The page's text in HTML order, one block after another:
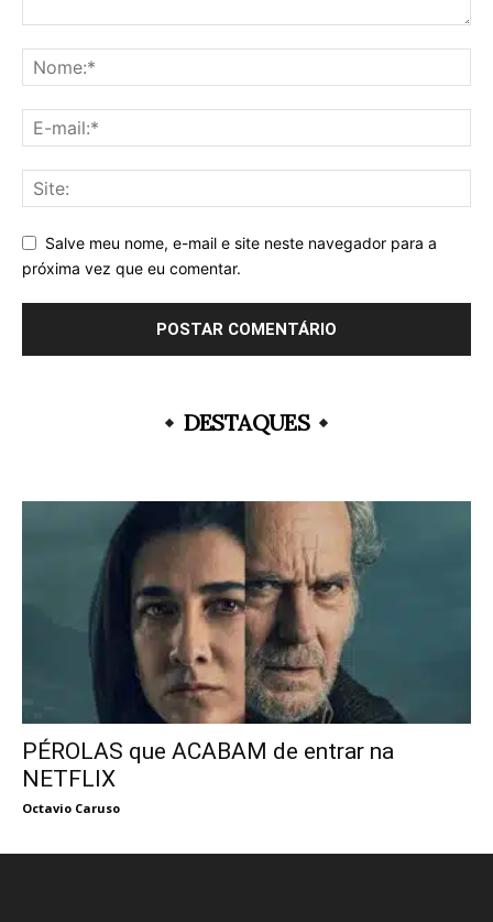
Salve meu nome, e-mail e site neste navegador para a
próxima vez que eu comentar.
DESTAQUES
PÉROLAS que ACABAM de entrar na
NETFLIX
Octavio Caruso